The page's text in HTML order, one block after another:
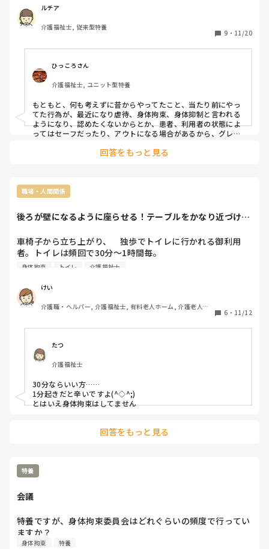
拘束って言われるけど、そこまで？ってことありますか？私
はいつも人権尊重と安全確保でバランスを取るのが難しいと
思っています。
ルチア
介護福祉士, 従来型特養
9 ・ 11/20
ひっころさん
介護福祉士, ユニット型特養
もともと、何も考えずに昔からやってたこと、当たり前にやっ
てた行為が、最近になり虐待、身体拘束、身体抑制と言われる
ようになり、認めたくないからとか、患者、利用者の状態によ
ってはセーフだったり、アウトになる場合があるから、グレー
事例的なものは後で書きます回答をもっと見る
職場・人間関係
後ろが壁になるように座らせる！テーブルをかなり近づけ
車椅子から立ち上がり、　独歩でトイレに行かれる御利用
者。トイレは頻回で30分〜1時間毎。
なり近づける。つまり身体拘束している様な状態。
このように拘束している施設はありますか？
身体拘束 トイレ 介護福祉士
けい
介護職・ヘルパー, 介護福祉士, 有料老人ホーム, 介護老人保
6 ・ 11/12
たつ
介護福祉士
30分ならいい方……
1分起きだと辛いですよ(^◇^;)
とはいえ身体拘束はしてません
回答をもっと見る
特養
会議
特養ですが、身体拘束委員会はどれぐらいの頻度で行ってい
ますか？
身体拘束 特養